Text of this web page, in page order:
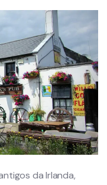
da Irlanda,